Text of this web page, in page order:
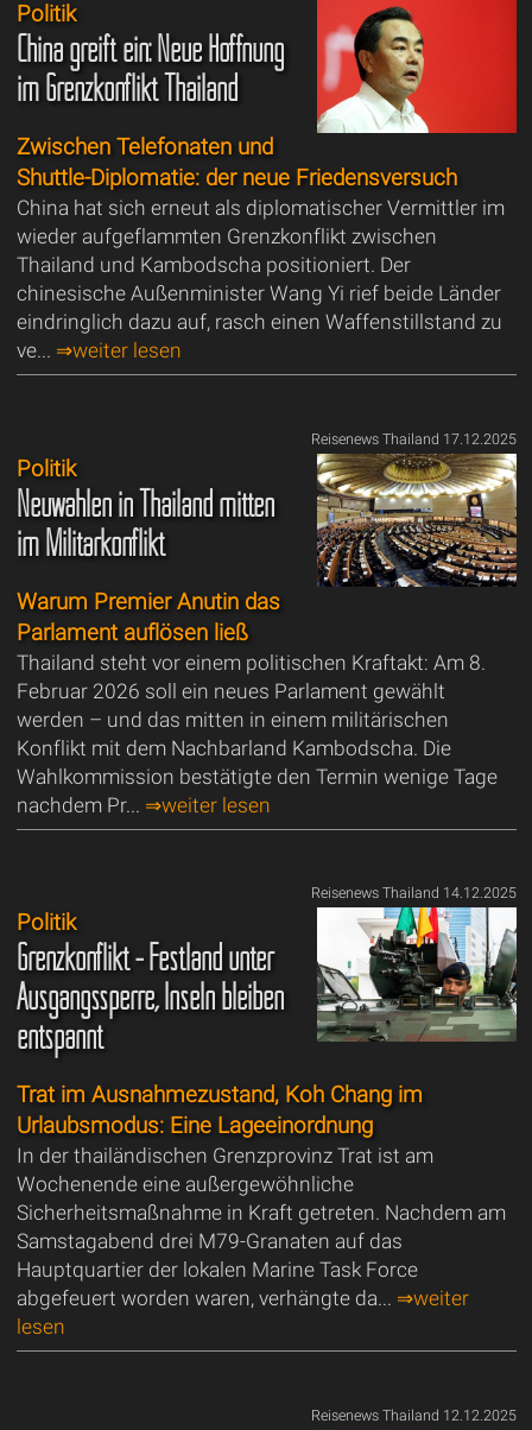
Politik
China greift ein: Neue Hoffnung
im Grenzkonflikt Thailand
Zwischen Telefonaten und
Shuttle-Diplomatie: der neue Friedensversuch
China hat sich erneut als diplomatischer Vermittler im
wieder aufgeflammten Grenzkonflikt zwischen
Thailand und Kambodscha positioniert. Der
chinesische Außenminister Wang Yi rief beide Länder
eindringlich dazu auf, rasch einen Waffenstillstand zu
ve... ⇒weiter lesen
Reisenews Thailand 17.12.2025
Politik
Neuwahlen in Thailand mitten
im Militärkonflikt
Warum Premier Anutin das
Parlament auflösen ließ
Thailand steht vor einem politischen Kraftakt: Am 8.
Februar 2026 soll ein neues Parlament gewählt
werden – und das mitten in einem militärischen
Konflikt mit dem Nachbarland Kambodscha. Die
Wahlkommission bestätigte den Termin wenige Tage
nachdem Pr... ⇒weiter lesen
Reisenews Thailand 14.12.2025
Politik
Grenzkonflikt - Festland unter
Ausgangssperre, Inseln bleiben
entspannt
Trat im Ausnahmezustand, Koh Chang im
Urlaubsmodus: Eine Lageeinordnung
In der thailändischen Grenzprovinz Trat ist am
Wochenende eine außergewöhnliche
Sicherheitsmaßnahme in Kraft getreten. Nachdem am
Samstagabend drei M79-Granaten auf das
Hauptquartier der lokalen Marine Task Force
abgefeuert worden waren, verhängte da... ⇒weiter
lesen
Reisenews Thailand 12.12.2025